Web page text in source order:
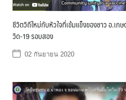
ชีวิตวิถีใหม่กับหัวใจที่เข้มแข็งของชาว อ.เ
วิด-19 รอบสอง
02 กันยายน 2020